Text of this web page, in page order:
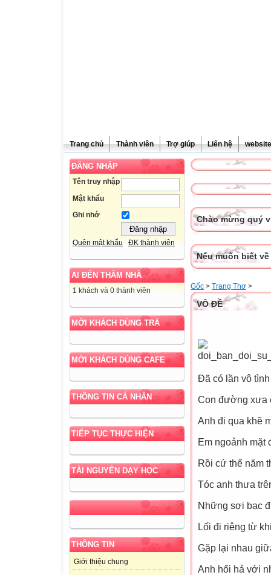
Trang chủ Thành viên Trợ giúp Liên hệ
ĐĂNG NHẬP
Tên truy nhập
Mật khẩu
Ghi nhớ
Quên mật khẩu ĐK thành viên
AI ĐẾN THĂM NHÀ
1 khách và 0 thành viên
MỜI KHÁCH DÙNG TRÀ
MỜI KHÁCH DÙNG CAFE
THÔNG TIN CÁ NHÂN
TIẾP TỤC THỰC HIỆN
TÀI NGUYÊN DẠY HỌC
THÔNG TIN
Giới thiệu chung
Chào mừng quý
Nếu muốn biết
Gốc > Trang Thơ >
VÔ ĐỀ
Đã có lần vô
Con đường xưa
Anh đi qua khẽ
Em ngoảnh mặt
Rồi cứ thế năm
Tóc anh thưa
Những sợi bạc
Lối đi riêng từ
Gặp lại nhau
Anh hối hả với